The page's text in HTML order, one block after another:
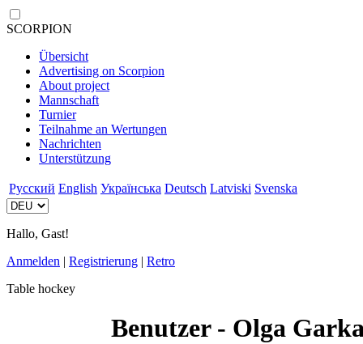
SCORPION
Übersicht
Advertising on Scorpion
About project
Mannschaft
Turnier
Teilnahme an Wertungen
Nachrichten
Unterstützung
Русский English Українська Deutsch Latviski Svenska
Hallo, Gast!
Anmelden | Registrierung | Retro
Table hockey
Benutzer - Olga